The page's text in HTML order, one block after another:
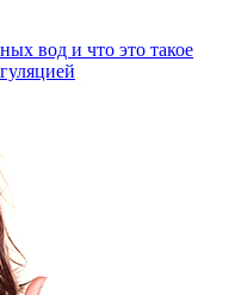
вод и что это такое